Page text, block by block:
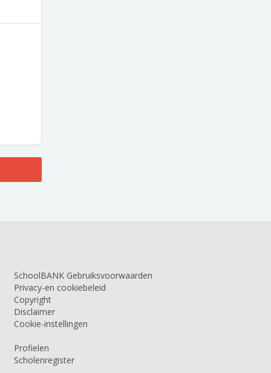
SchoolBANK Gebruiksvoorwaarden
Privacy-en cookiebeleid
Copyright
Disclaimer
Cookie-instellingen
Profielen
Scholenregister